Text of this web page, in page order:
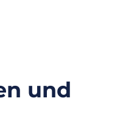
und